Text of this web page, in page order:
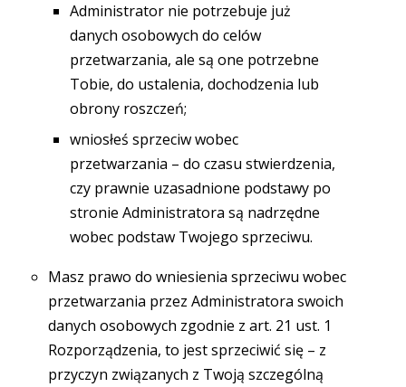
Administrator nie potrzebuje już
danych osobowych do celów
przetwarzania, ale są one potrzebne
Tobie, do ustalenia, dochodzenia lub
obrony roszczeń;
wniosłeś sprzeciw wobec
przetwarzania – do czasu stwierdzenia,
czy prawnie uzasadnione podstawy po
stronie Administratora są nadrzędne
wobec podstaw Twojego sprzeciwu.
Masz prawo do wniesienia sprzeciwu wobec
przetwarzania przez Administratora swoich
danych osobowych zgodnie z art. 21 ust. 1
Rozporządzenia, to jest sprzeciwić się – z
przyczyn związanych z Twoją szczególną